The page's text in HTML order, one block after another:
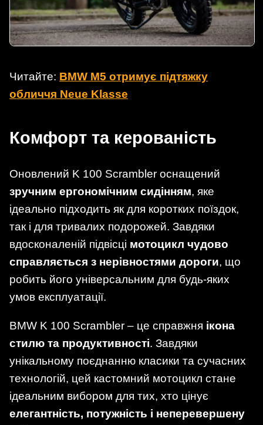
Читайте: BMW M5 отримує підтяжку
обличчя Neue Klasse
Комфорт та керованість
Оновлений K 100 Scrambler оснащений
зручним ергономічним сидінням, яке
ідеально підходить як для коротких поїздок,
так і для тривалих подорожей. Завдяки
вдосконаленій підвісці мотоцикл чудово
справляється з нерівностями дороги, що
робить його універсальним для будь-яких
умов експлуатації.
BMW K 100 Scrambler – це справжня ікона
стилю та продуктивності. Завдяки
унікальному поєднанню класики та сучасних
технологій, цей кастомний мотоцикл стане
ідеальним вибором для тих, хто цінує
елегантність, потужність і неперевершену